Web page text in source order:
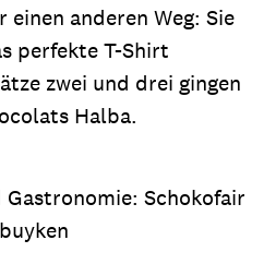
einen anderen Weg: Sie
perfekte T-Shirt
zwei und drei gingen
Halba.
Schokofair